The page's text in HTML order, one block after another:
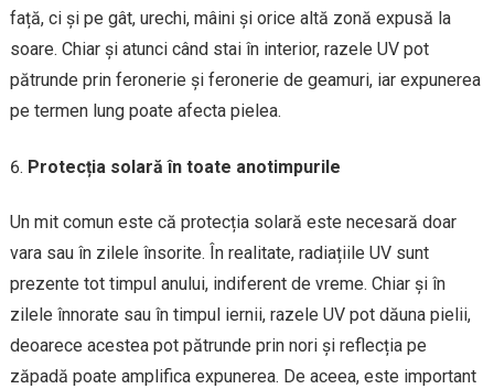
față, ci și pe gât, urechi, mâini și orice altă zonă expusă la
soare. Chiar și atunci când stai în interior, razele UV pot
pătrunde prin feronerie și feronerie de geamuri, iar expunerea
pe termen lung poate afecta pielea.
Protecția solară în toate anotimpurile
Un mit comun este că protecția solară este necesară doar
vara sau în zilele însorite. În realitate, radiațiile UV sunt
prezente tot timpul anului, indiferent de vreme. Chiar și în
zilele înnorate sau în timpul iernii, razele UV pot dăuna pielii,
deoarece acestea pot pătrunde prin nori și reflecția pe
zăpadă poate amplifica expunerea. De aceea, este important